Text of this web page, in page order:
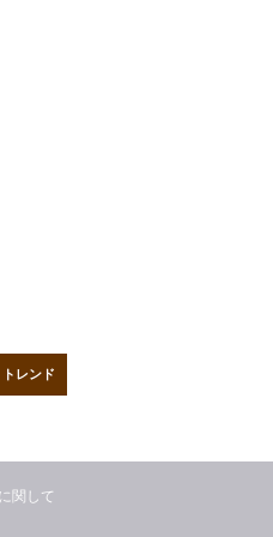
トレンド
関して